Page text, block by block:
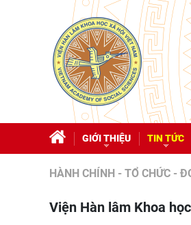
GIỚI THIỆU TIN TỨC
HÀNH CHÍNH - TỔ CHỨC -
Viện Hàn lâm Khoa